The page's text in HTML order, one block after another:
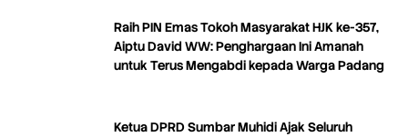
Raih PIN Emas Tokoh Masyarakat HJK ke-357,
Aiptu David WW: Penghargaan Ini Amanah
untuk Terus Mengabdi kepada Warga Padang
Ketua DPRD Sumbar Muhidi Ajak Seluruh